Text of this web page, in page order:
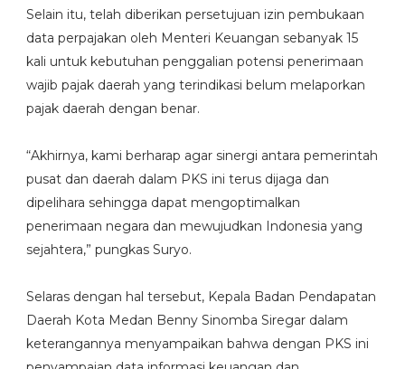
Selain itu, telah diberikan persetujuan izin pembukaan
data perpajakan oleh Menteri Keuangan sebanyak 15
kali untuk kebutuhan penggalian potensi penerimaan
wajib pajak daerah yang terindikasi belum melaporkan
pajak daerah dengan benar.
“Akhirnya, kami berharap agar sinergi antara pemerintah
pusat dan daerah dalam PKS ini terus dijaga dan
dipelihara sehingga dapat mengoptimalkan
penerimaan negara dan mewujudkan Indonesia yang
sejahtera,” pungkas Suryo.
Selaras dengan hal tersebut, Kepala Badan Pendapatan
Daerah Kota Medan Benny Sinomba Siregar dalam
keterangannya menyampaikan bahwa dengan PKS ini